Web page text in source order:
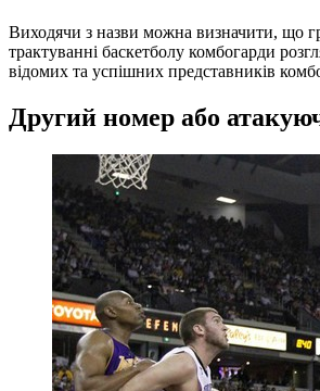
Виходячи з назви можна визначити, що
трактуванні баскетболу комбогарди
відомих та успішних представників
Другий номер або